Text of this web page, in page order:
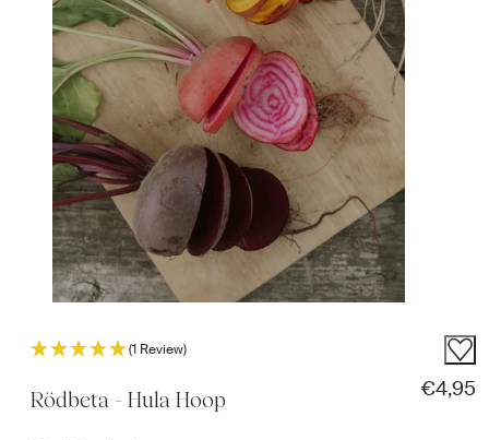
(1 Review)
Rödbeta - Hula Hoop €4,95